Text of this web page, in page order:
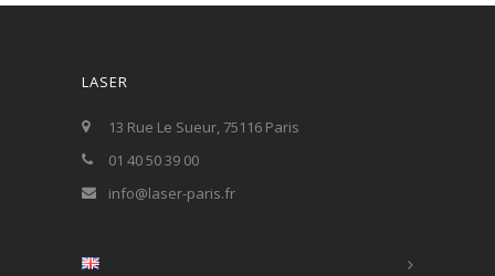
LASER
13 Rue Le Sueur, 75116 Paris
01 40 50 39 00
info@laser-paris.fr